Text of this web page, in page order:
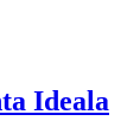
Ideala